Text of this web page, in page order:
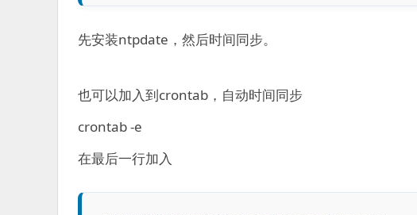
先安装ntpdate，然后时间同步。
也可以加入到crontab，自动时间同步
crontab -e
在最后一行加入